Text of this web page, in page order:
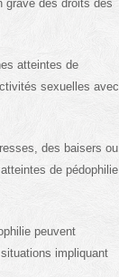
grave des droits des
atteintes de
sexuelles avec
des baisers ou
de pédophilie
peuvent
impliquant